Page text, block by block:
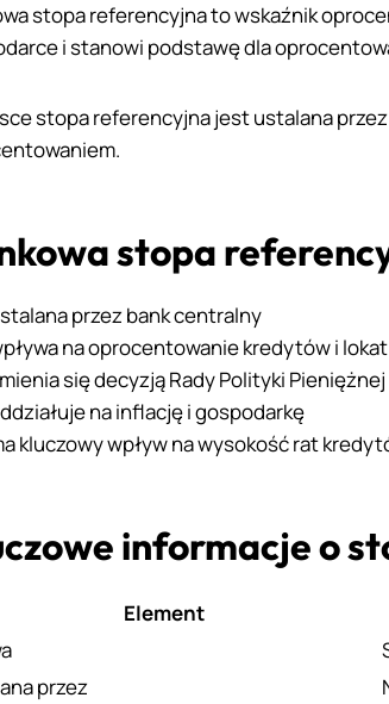
stopa referencyjna to wskaźnik
i stanowi podstawę dla
stopa referencyjna jest ustalana
stopa
przez bank centralny
na oprocentowanie kredytów i lokat
się decyzją Rady Polityki Pieniężnej
na inflację i gospodarkę
kluczowy wpływ na wysokość rat
informacje o
Element
przez